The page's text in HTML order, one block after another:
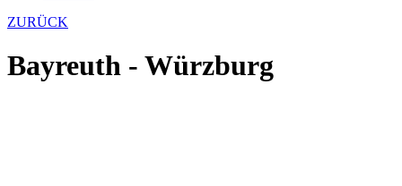
ZURÜCK
Bayreuth - Würzburg